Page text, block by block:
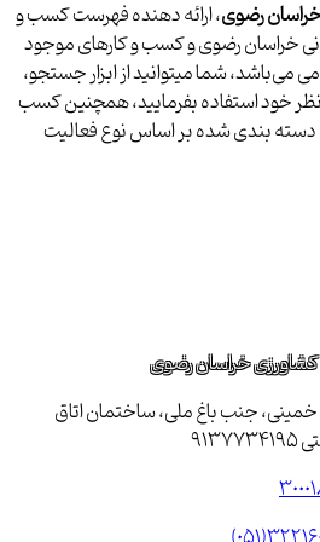
خراسان رضوی، ارائه دهنده فهرست کسب و
خراسان رضوی و کسب و کارهای موجود
می‌باشد، شما میتوانید از ابزار جستجو،
خود استفاده بفرمایید، همچنین کسب
بندی شده بر اساس نوع فعالیت
کشاورزی خراسان رضوی
جنب باغ ملی، ساختمان اتاق